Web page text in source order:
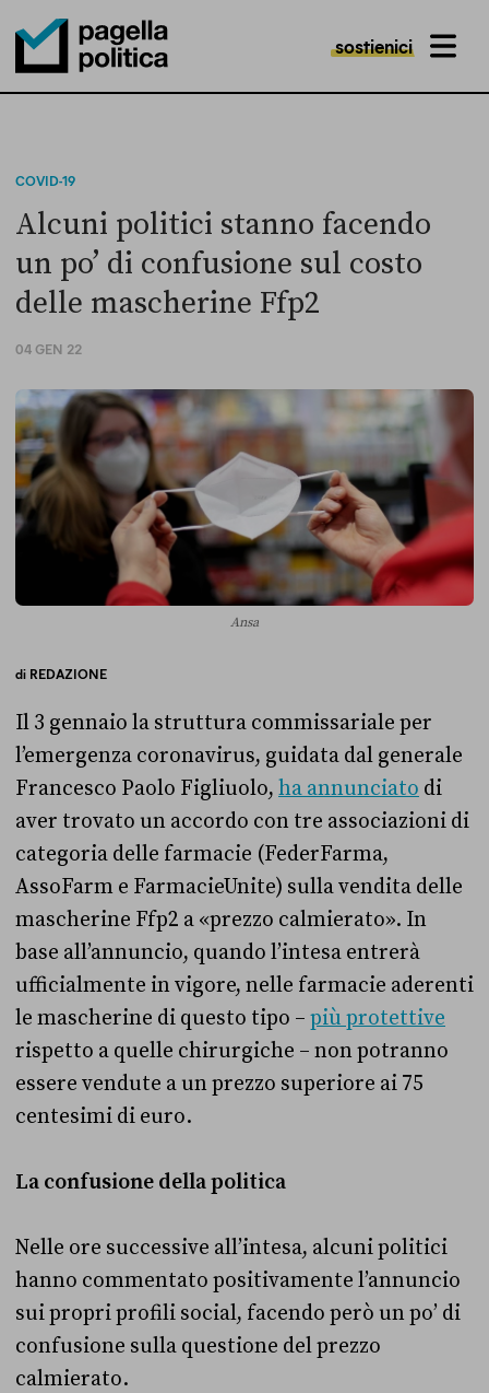
Pagella Politica Logo
sostienici MENU
COVID-19
Alcuni politici stanno facendo
un po’ di confusione sul costo
delle mascherine Ffp2
04 GEN 22
Ansa
di REDAZIONE
Il 3 gennaio la struttura commissariale per
l’emergenza coronavirus, guidata dal generale
Francesco Paolo Figliuolo, ha annunciato di
aver trovato un accordo con tre associazioni di
categoria delle farmacie (FederFarma,
AssoFarm e FarmacieUnite) sulla vendita delle
mascherine Ffp2 a «prezzo calmierato». In
base all’annuncio, quando l’intesa entrerà
ufficialmente in vigore, nelle farmacie aderenti
le mascherine di questo tipo – più protettive
rispetto a quelle chirurgiche – non potranno
essere vendute a un prezzo superiore ai 75
centesimi di euro.
La confusione della politica
Nelle ore successive all’intesa, alcuni politici
hanno commentato positivamente l’annuncio
sui propri profili social, facendo però un po’ di
confusione sulla questione del prezzo
calmierato.